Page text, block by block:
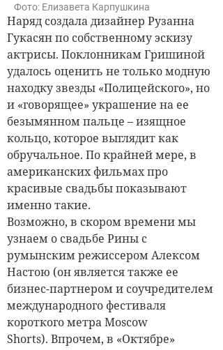
Фото: Елизавета Карпушкина
Наряд создала дизайнер Рузанна
Гукасян по собственному эскизу
актрисы. Поклонникам Гришиной
удалось оценить не только модную
находку звезды «Полицейского», но
и «говорящее» украшение на ее
безымянном пальце – изящное
кольцо, которое выглядит как
обручальное. По крайней мере, в
американских фильмах про
красивые свадьбы показывают
именно такие.
Возможно, в скором времени мы
узнаем о свадьбе Рины с
румынским режиссером Алексом
Настою (он является также ее
бизнес-партнером и соучредителем
международного фестиваля
короткого метра Moscow
Shorts). Впрочем, в «Октябре»